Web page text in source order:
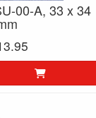
00-A, 33 x 34